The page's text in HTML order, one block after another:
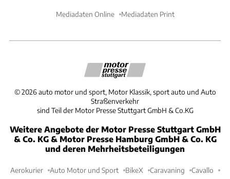
Mediadaten Online Mediadaten Print
©2026 auto motor und sport, Motor Klassik, sport auto und Auto
Straßenverkehr
sind Teil der Motor Presse Stuttgart GmbH & Co.KG
Weitere Angebote der Motor Presse Stuttgart GmbH
& Co. KG & Motor Presse Hamburg GmbH & Co. KG
und deren Mehrheitsbeteiligungen
Aerokurier Auto Motor und Sport BikeX Caravaning Cavallo